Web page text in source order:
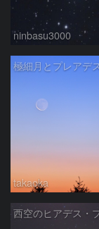
ninbasu3000
takaoka